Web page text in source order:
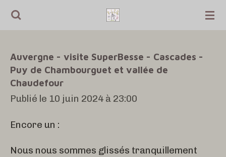
Passer
principal
Auvergne - visite SuperBesse - Cascades -
Puy de Chambourguet et vallée de
Chaudefour
Publié le 10 juin 2024 à 23:00
Encore un :
Nous nous sommes glissés tranquillement